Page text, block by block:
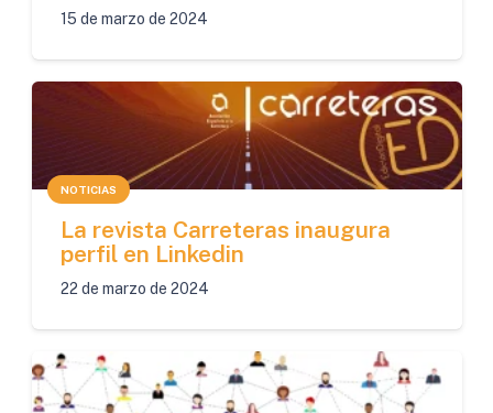
15 de marzo de 2024
NOTICIAS
La revista Carreteras inaugura
perfil en Linkedin
22 de marzo de 2024